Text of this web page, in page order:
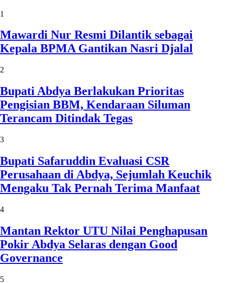
1
Mawardi Nur Resmi Dilantik sebagai
Kepala BPMA Gantikan Nasri Djalal
2
Bupati Abdya Berlakukan Prioritas
Pengisian BBM, Kendaraan Siluman
Terancam Ditindak Tegas
3
Bupati Safaruddin Evaluasi CSR
Perusahaan di Abdya, Sejumlah Keuchik
Mengaku Tak Pernah Terima Manfaat
4
Mantan Rektor UTU Nilai Penghapusan
Pokir Abdya Selaras dengan Good
Governance
5